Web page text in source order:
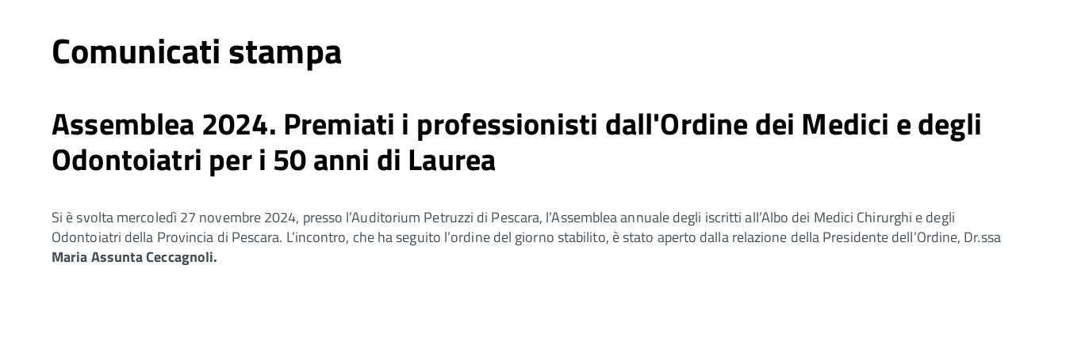
Comunicati stampa
Assemblea 2024. Premiati i professionisti dall'Ordine dei Medici e degli
Odontoiatri per i 50 anni di Laurea
Si è svolta mercoledì 27 novembre 2024, presso l’Auditorium Petruzzi di Pescara, l’Assemblea annuale degli iscritti all’Albo dei Medici Chirurghi e degli
Odontoiatri della Provincia di Pescara. L’incontro, che ha seguito l’ordine del giorno stabilito, è stato aperto dalla relazione della Presidente dell’Ordine, Dr.ssa
Maria Assunta Ceccagnoli.